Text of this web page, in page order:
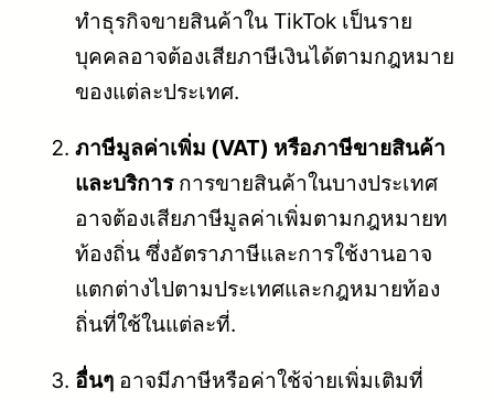
ทำธุรกิจขายสินค้าใน TikTok เป็นราย
บุคคลอาจต้องเสียภาษีเงินได้ตามกฎหมาย
ของแต่ละประเทศ.
ภาษีมูลค่าเพิ่ม (VAT) หรือภาษีขายสินค้า
และบริการการขายสินค้าในบางประเทศ
อาจต้องเสียภาษีมูลค่าเพิ่มตามกฎหมายท
ท้องถิ่น ซึ่งอัตราภาษีและการใช้งานอาจ
แตกต่างไปตามประเทศและกฎหมายท้อง
ถิ่นที่ใช้ในแต่ละที่.
อื่นๆ อาจมีภาษีหรือค่าใช้จ่ายเพิ่มเติมที่